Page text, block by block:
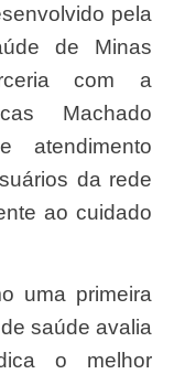
pela
de Minas
com a
Machado
atendimento
da rede
ao cuidado
saúde avalia
o melhor